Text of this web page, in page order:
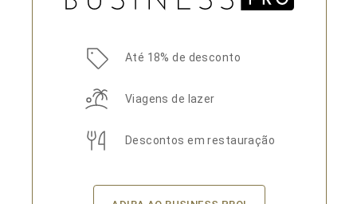
Até 18% de desconto
Viagens de lazer
Descontos em restauração